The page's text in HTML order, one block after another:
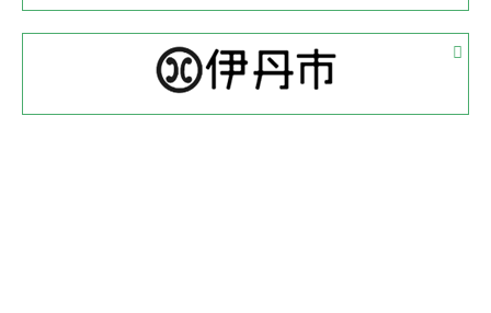
2022.05.05
体育協会長杯 バドミントン競技の部
2022.05.22